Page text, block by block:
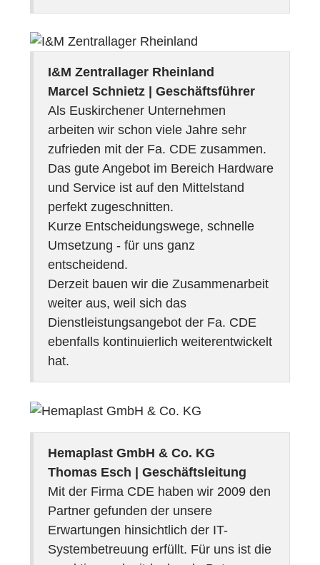
I&M Zentrallager Rheinland
Marcel Schnietz | Geschäftsführer
Als Euskirchener Unternehmen
arbeiten wir schon viele Jahre sehr
zufrieden mit der Fa. CDE zusammen.
Das gute Angebot im Bereich Hardware
und Service ist auf den Mittelstand
perfekt zugeschnitten.
Kurze Entscheidungswege, schnelle
Umsetzung - für uns ganz
entscheidend.
Derzeit bauen wir die Zusammenarbeit
weiter aus, weil sich das
Dienstleistungsangebot der Fa. CDE
ebenfalls kontinuierlich weiterentwickelt
hat.
Hemaplast GmbH & Co. KG
Thomas Esch | Geschäftsleitung
Mit der Firma CDE haben wir 2009 den
Partner gefunden der unsere
Erwartungen hinsichtlich der IT-
Systembetreuung erfüllt. Für uns ist die